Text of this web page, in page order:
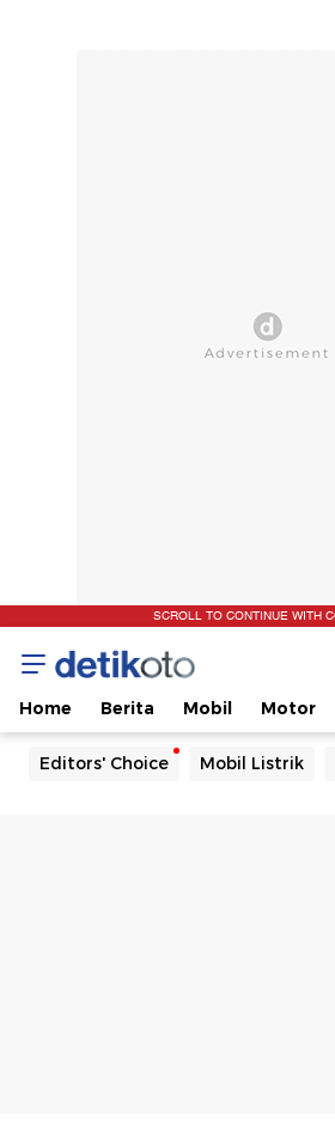
SCROLL TO CONTINUE WITH
Home Berita Mobil Motor
Editors' Choice Mobil Listrik